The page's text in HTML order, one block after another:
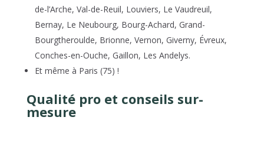
de-l’Arche, Val-de-Reuil, Louviers, Le Vaudreuil,
Bernay, Le Neubourg, Bourg-Achard, Grand-
Bourgtheroulde, Brionne, Vernon, Giverny, Évreux,
Conches-en-Ouche, Gaillon, Les Andelys.
Et même à Paris (75) !
Qualité pro et conseils sur-
mesure